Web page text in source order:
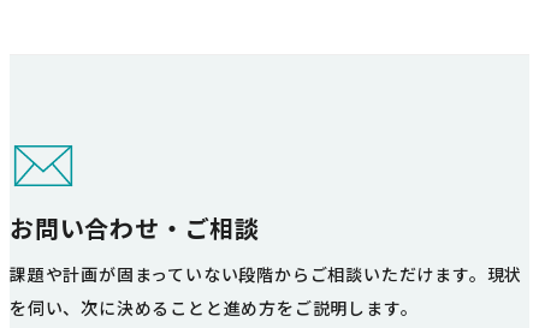
お問い合わせ・ご相談
課題や計画が固まっていない段階からご相談いただけます。現状
を伺い、次に決めることと進め方をご説明します。